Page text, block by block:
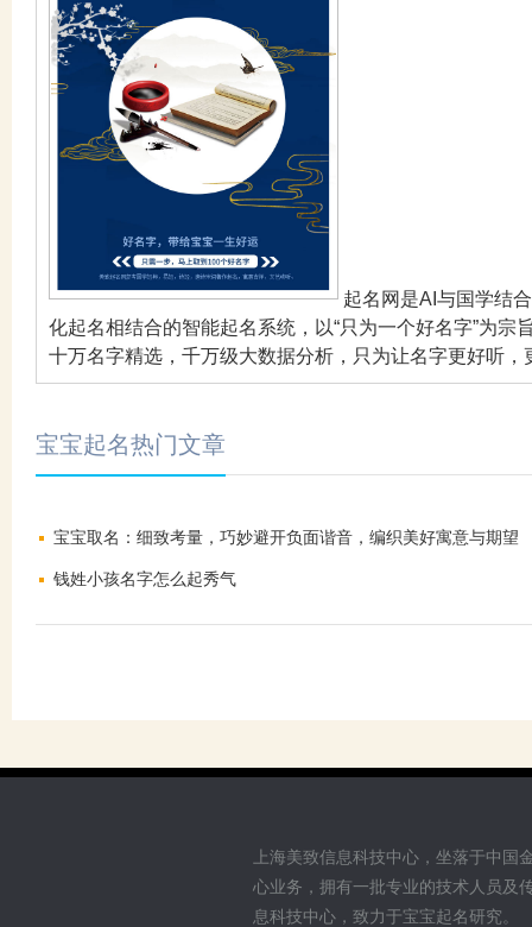
起名网是AI与国学结
化起名相结合的智能起名系统，以“只为一个好名字”为
十万名字精选，千万级大数据分析，只为让名字更好听，
宝宝起名热门文章
宝宝取名：细致考量，巧妙避开负面谐音，编织美好寓意与期望
钱姓小孩名字怎么起秀气
上海美致信息科技中心，坐落于中
心业务，拥有一批专业的技术人员及
息科技中心，致力于宝宝起名研究。